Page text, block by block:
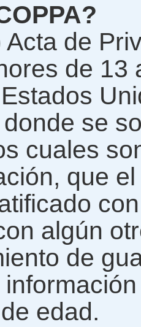
Acta de
de 13
se
cuales
que
algún
de
edad.